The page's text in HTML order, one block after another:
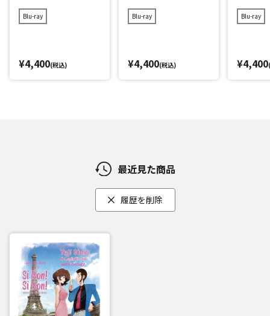
Blu-ray
¥4,400(税込)
Blu-ray
¥4,400(税込)
Blu-ray
¥4,400
最近見た商品
履歴を削除